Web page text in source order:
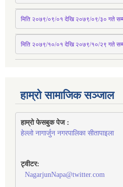
मिति २०७९/०९/०१ देखि २०७९/०९/३० गते
मिति २०७९/१०/०१ देखि २०७९/१०/२९ गते
हाम्रो सामाजिक सञ्जाल
हाम्रो फेसबुक पेज :
हेल्लो नागार्जुन नगरपालिका सीतापाइला
ट्वीटर:
NagarjunNapa@twitter.com